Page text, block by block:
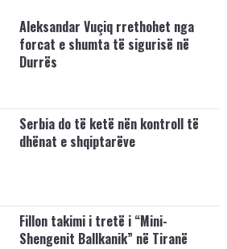
Aleksandar Vuçiq rrethohet nga
forcat e shumta të sigurisë në
Durrës
Serbia do të ketë nën kontroll të
dhënat e shqiptarëve
Fillon takimi i tretë i “Mini-
Shengenit Ballkanik” në Tiranë